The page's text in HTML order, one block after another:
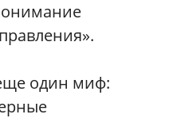
один миф: